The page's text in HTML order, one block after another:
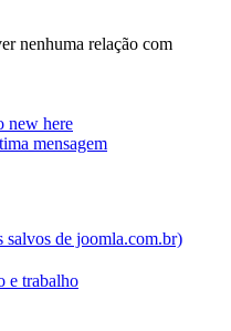
nenhuma relação com
new here
mensagem
salvos de joomla.com.br)
e trabalho